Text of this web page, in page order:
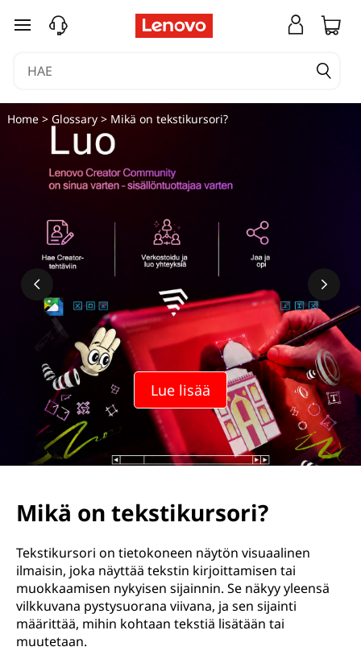
siirry pääsisältöön
Lue lisää
Home> Glossary> Mikä on tekstikursori?
Mikä on tekstikursori?
Tekstikursori on tietokoneen näytön visuaalinen
ilmaisin, joka näyttää tekstin kirjoittamisen tai
muokkaamisen nykyisen sijainnin. Se näkyy yleensä
vilkkuvana pystysuorana viivana, ja sen sijainti
määrittää, mihin kohtaan tekstiä lisätään tai
muutetaan.